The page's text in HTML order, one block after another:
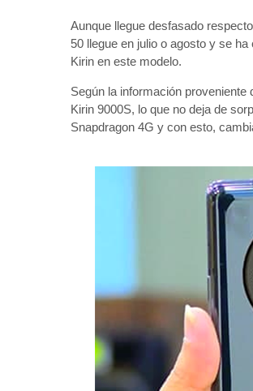
Aunque llegue desfasado
50 llegue en julio o agosto y se
Kirin en este modelo.
Según la información
Kirin 9000S, lo que no deja de
Snapdragon 4G y con esto,